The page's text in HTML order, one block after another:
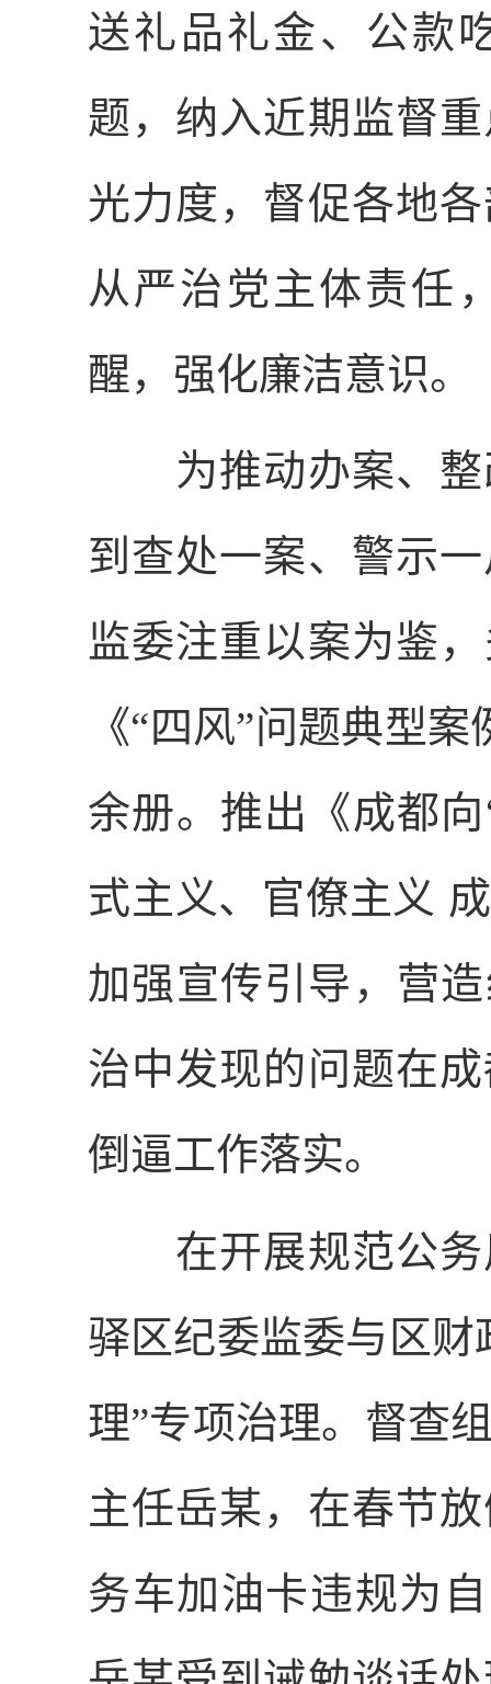
送礼品礼金、公款
题，纳入近期监督
光力度，督促各地
从严治党主体责任
醒，强化廉洁意识。
为推动办案、整
到查处一案、警示
监委注重以案为鉴
《“四风”问题典型
余册。推出《成都
式主义、官僚主义
加强宣传引导，营
治中发现的问题在
倒逼工作落实。
在开展规范公务
驿区纪委监委与区
理”专项治理。督查
主任岳某，在春节
务车加油卡违规为